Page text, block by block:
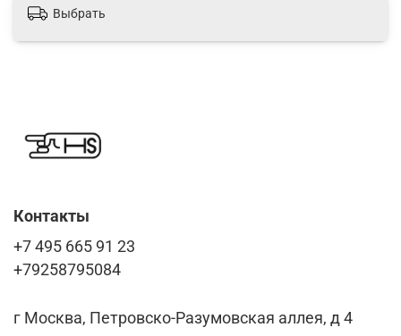
Выбрать
Контакты
+7 495 665 91 23
+79258795084
г Москва, Петровско-Разумовская аллея, д 4